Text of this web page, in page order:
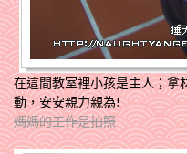
在這間教室裡小孩是主人；拿
動，安安親力親為!
媽媽的工作是拍照